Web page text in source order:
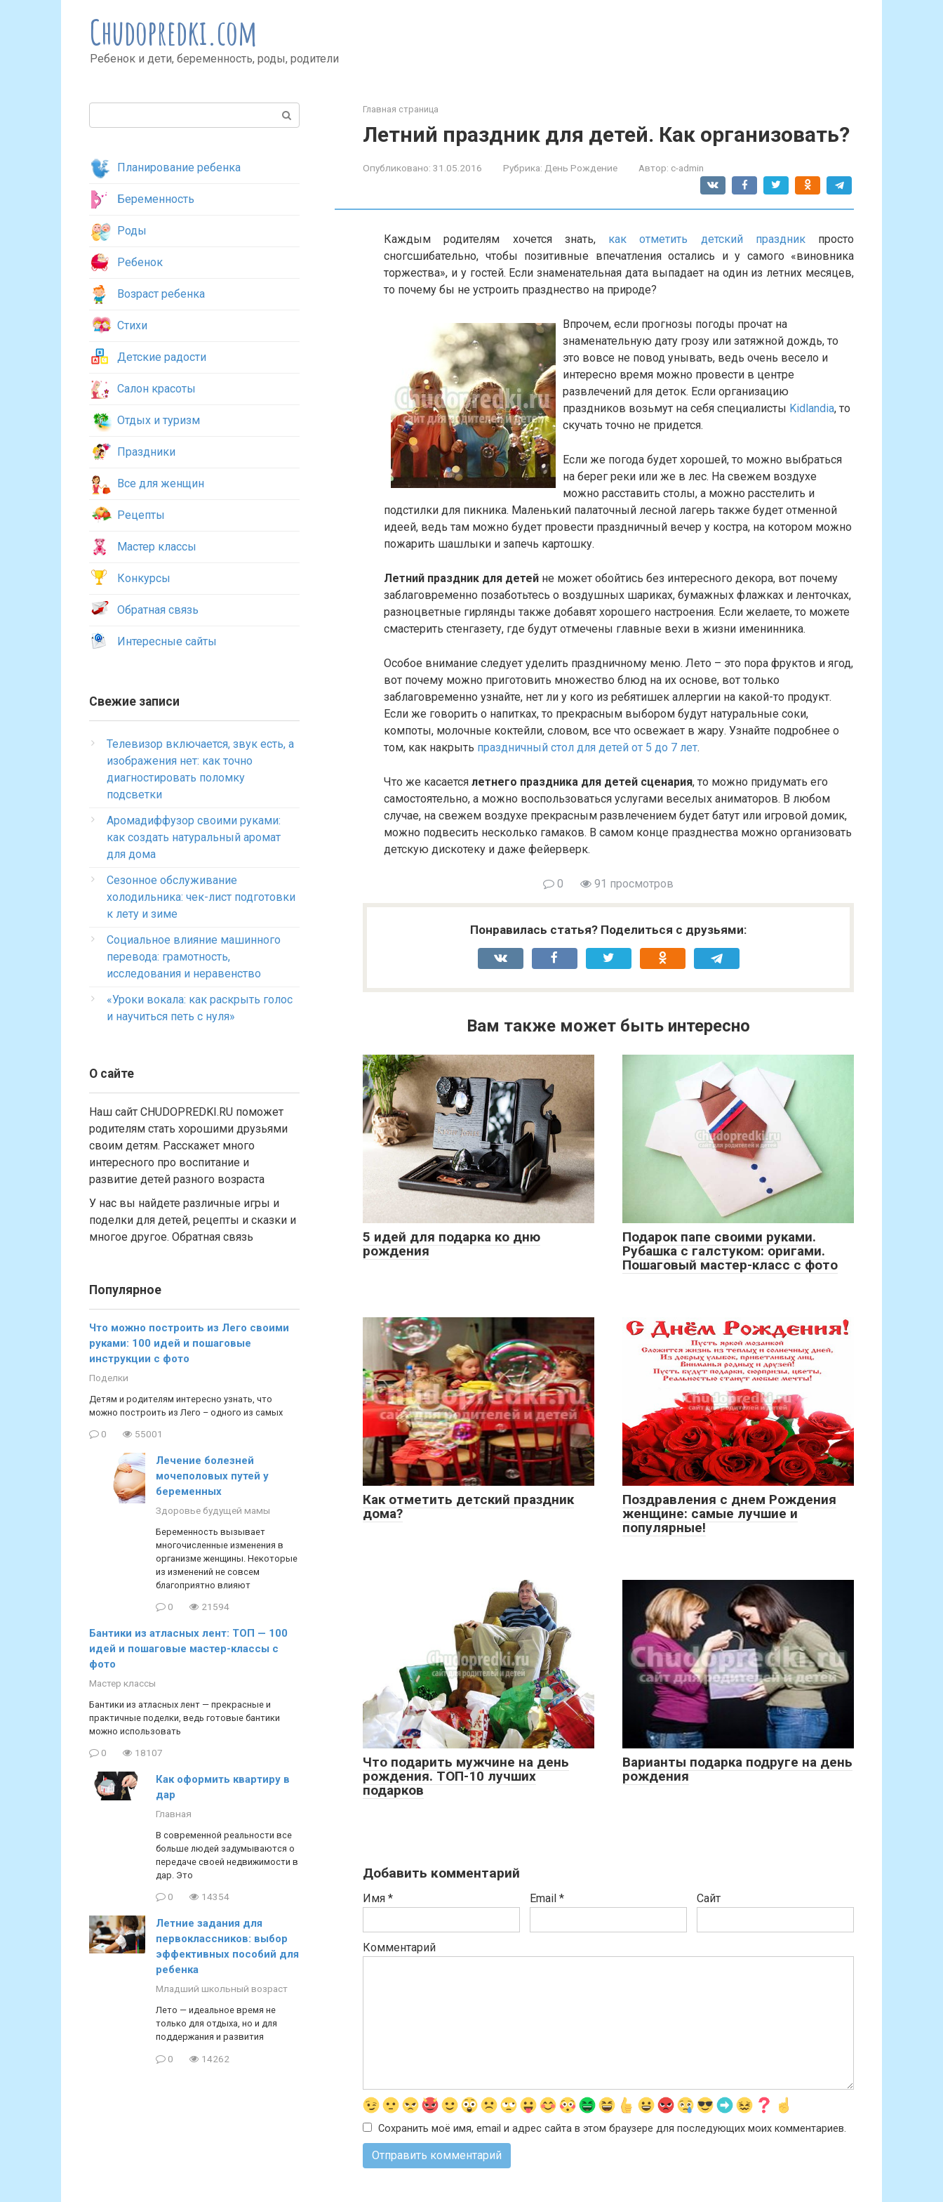
Chudopredki.com
Ребенок и дети, беременность, роды, родители
Главная страница
Летний праздник для детей. Как организовать?
Опубликовано: 31.05.2016 Рубрика: День Рождение Автор: c-admin
Каждым родителям хочется знать, как отметить детский праздникпросто
сногсшибательно, чтобы позитивные впечатления остались и у самого «виновника
торжества», и у гостей. Если знаменательная дата выпадает на один из летних месяцев,
то почему бы не устроить празднество на природе?
Впрочем, если прогнозы погоды прочат на
знаменательную дату грозу или затяжной дождь, то
это вовсе не повод унывать, ведь очень весело и
интересно время можно провести в центре
развлечений для деток. Если организацию
праздников возьмут на себя специалисты Kidlandia, то
скучать точно не придется.
Если же погода будет хорошей, то можно выбраться
на берег реки или же в лес. На свежем воздухе
можно расставить столы, а можно расстелить и
подстилки для пикника. Маленький палаточный лесной лагерь также будет отменной
идеей, ведь там можно будет провести праздничный вечер у костра, на котором можно
пожарить шашлыки и запечь картошку.
Летний праздник для детей не может обойтись без интересного декора, вот почему
заблаговременно позаботьтесь о воздушных шариках, бумажных флажках и ленточках,
разноцветные гирлянды также добавят хорошего настроения. Если желаете, то можете
смастерить стенгазету, где будут отмечены главные вехи в жизни именинника.
Особое внимание следует уделить праздничному меню. Лето – это пора фруктов и ягод,
вот почему можно приготовить множество блюд на их основе, вот только
заблаговременно узнайте, нет ли у кого из ребятишек аллергии на какой-то продукт.
Если же говорить о напитках, то прекрасным выбором будут натуральные соки,
компоты, молочные коктейли, словом, все что освежает в жару. Узнайте подробнее о
том, как накрыть праздничный стол для детей от 5 до 7 лет.
Что же касается летнего праздника для детей сценария, то можно придумать его
самостоятельно, а можно воспользоваться услугами веселых аниматоров. В любом
случае, на свежем воздухе прекрасным развлечением будет батут или игровой домик,
можно подвесить несколько гамаков. В самом конце празднества можно организовать
детскую дискотеку и даже фейерверк.
0 91 просмотров
Понравилась статья? Поделиться с друзьями:
Вам также может быть интересно
5 идей для подарка ко дню
рождения
Подарок папе своими руками.
Рубашка с галстуком: оригами.
Пошаговый мастер-класс с фото
Как отметить детский праздник
дома?
Поздравления с днем Рождения
женщине: самые лучшие и
популярные!
Что подарить мужчине на день
рождения. ТОП-10 лучших
подарков
Варианты подарка подруге на день
рождения
Добавить комментарий
Имя * Email * Сайт
Комментарий
Сохранить моё имя, email и адрес сайта в этом браузере для последующих моих комментариев.
Планирование ребенка
Беременность
Роды
Ребенок
Возраст ребенка
Стихи
Детские радости
Салон красоты
Отдых и туризм
Праздники
Все для женщин
Рецепты
Мастер классы
Конкурсы
Обратная связь
Интересные сайты
Свежие записи
Телевизор включается, звук есть, а
изображения нет: как точно
диагностировать поломку
подсветки
Аромадиффузор своими руками:
как создать натуральный аромат
для дома
Сезонное обслуживание
холодильника: чек-лист подготовки
к лету и зиме
Социальное влияние машинного
перевода: грамотность,
исследования и неравенство
«Уроки вокала: как раскрыть голос
и научиться петь с нуля»
О сайте
Наш сайт CHUDOPREDKI.RU поможет
родителям стать хорошими друзьями
своим детям. Расскажет много
интересного про воспитание и
развитие детей разного возраста
У нас вы найдете различные игры и
поделки для детей, рецепты и сказки и
многое другое. Обратная связь
Популярное
Что можно построить из Лего своими
руками: 100 идей и пошаговые
инструкции с фото
Поделки
Детям и родителям интересно узнать, что
можно построить из Лего – одного из самых
0 55001
Лечение болезней
мочеполовых путей у
беременных
Здоровье будущей мамы
Беременность вызывает
многочисленные изменения в
организме женщины. Некоторые
из изменений не совсем
благоприятно влияют
0 21594
Бантики из атласных лент: ТОП — 100
идей и пошаговые мастер-классы с
фото
Мастер классы
Бантики из атласных лент — прекрасные и
практичные поделки, ведь готовые бантики
можно использовать
0 18107
Как оформить квартиру в
дар
Главная
В современной реальности все
больше людей задумываются о
передаче своей недвижимости в
дар. Это
0 14354
Летние задания для
первоклассников: выбор
эффективных пособий для
ребенка
Младший школьный возраст
Лето — идеальное время не
только для отдыха, но и для
поддержания и развития
0 14262